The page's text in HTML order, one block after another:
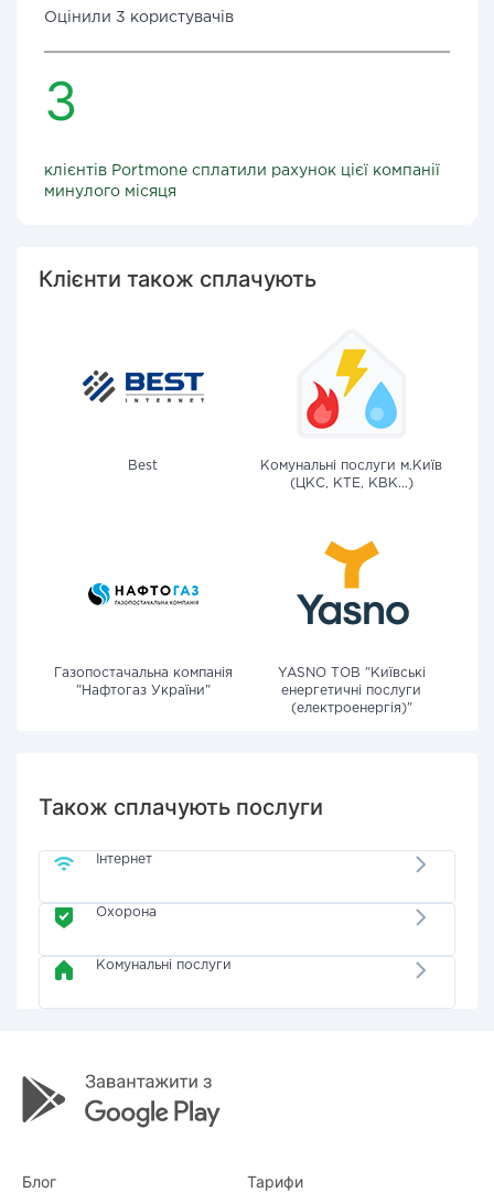
Оцінили 3 користувачів
3
клієнтів Portmone сплатили рахунок цієї компанії
минулого місяця
Клієнти також сплачують
Best
Комунальні послуги м.Київ
(ЦКС, КТЕ, КВК...)
Газопостачальна компанія
"Нафтогаз України"
YASNO ТОВ "Київські
енергетичні послуги
(електроенергія)"
Також сплачують послуги
Інтернет
Охорона
Комунальні послуги
Блог Тарифи